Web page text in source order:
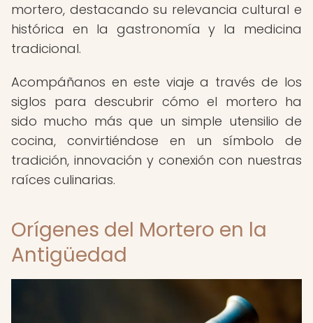
mortero, destacando su relevancia cultural e
histórica en la gastronomía y la medicina
tradicional.
Acompáñanos en este viaje a través de los
siglos para descubrir cómo el mortero ha
sido mucho más que un simple utensilio de
cocina, convirtiéndose en un símbolo de
tradición, innovación y conexión con nuestras
raíces culinarias.
Orígenes del Mortero en la
Antigüedad